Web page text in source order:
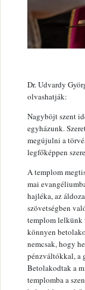
Dr. Udvardy
olvashatják:
Nagyböjt szent
egyházunk.
megújulni a
legfőképpen
A templom
mai
hajléka, az
szövetségben
templom lelkünk
könnyen
nemcsak, hogy
pénzváltókkal, a
Betolakodtak a
templomba a